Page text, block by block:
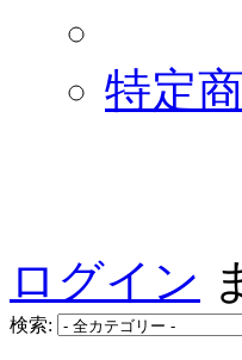
特定
ログイン
検索: